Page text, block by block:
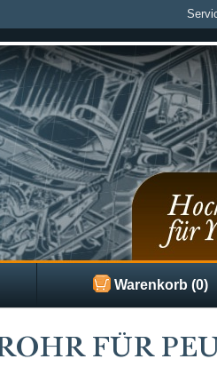
Warenkorb (0)
FÜR